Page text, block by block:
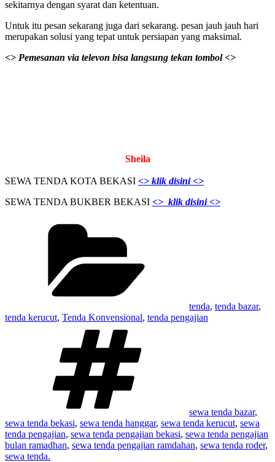
sekitarnya dengan syarat dan ketentuan.
Untuk itu pesan sekarang juga dari sekarang. pesan jauh jauh hari
merupakan solusi yang tepat untuk persiapan yang maksimal.
<> Pemesanan via televon bisa langsung tekan tombol <>
Sheila
SEWA TENDA KOTA BEKASI <> klik disini <>
SEWA TENDA BUKBER BEKASI <> klik disini <>
tenda, tenda bazar,
tenda kerucut, Tenda Konvensional, tenda pengajian
sewa tenda bazar,
sewa tenda bekasi, sewa tenda hanggar, sewa tenda kerucut, sewa
tenda pengajian, sewa tenda pengajian bekasi, sewa tenda pengajian
bulan ramadhan, sewa tenda pengajian ramdahan, sewa tenda roder,
sewa tenda.